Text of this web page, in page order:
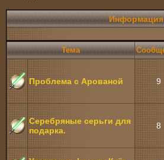
Информация
Тема
Проблема с Арованой 9
Серебряные серьги для
подарка.
8